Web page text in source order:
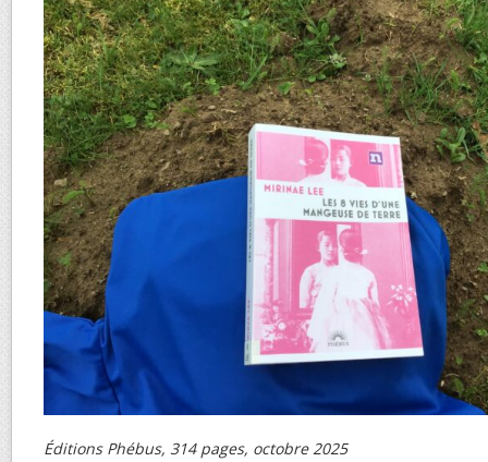
Éditions Phébus, 314 pages, octobre 2025